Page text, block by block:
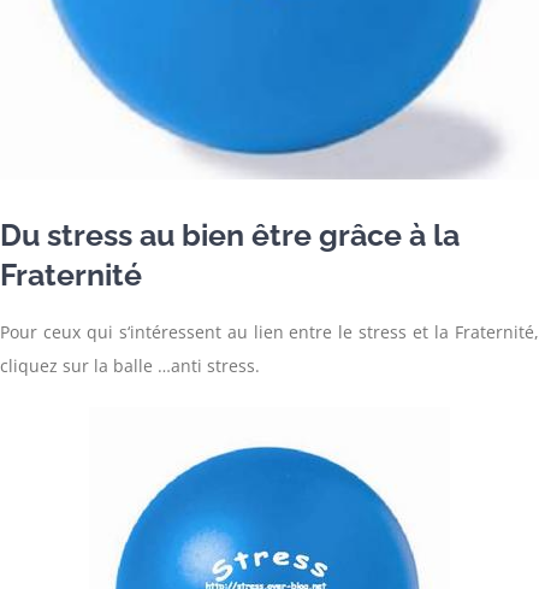
Du stress au bien être grâce à la
Fraternité
Pour ceux qui s‘intéressent au lien entre le stress et la Fraternité,
cliquez sur la balle …anti stress.